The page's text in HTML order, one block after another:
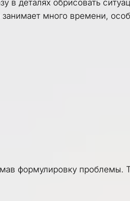
в деталях обрисовать
много времени,